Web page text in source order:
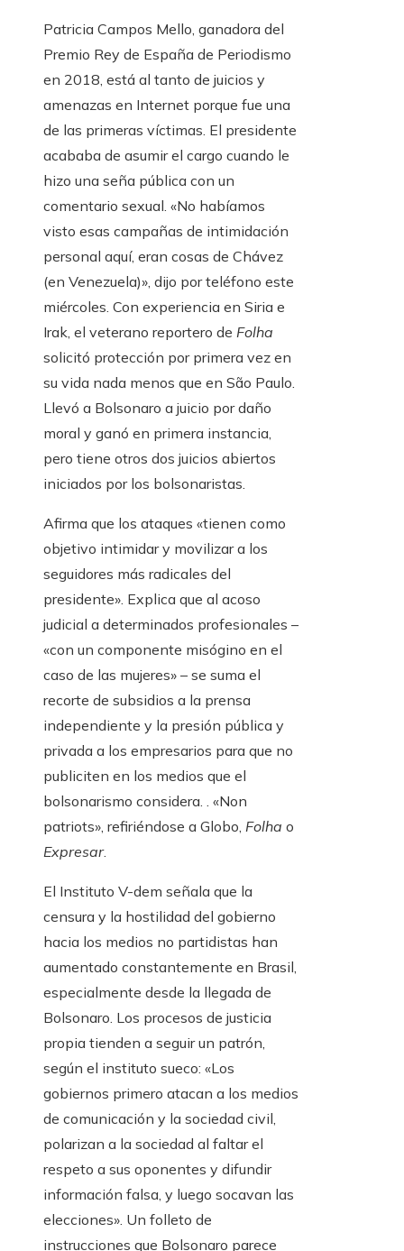
Patricia Campos Mello, ganadora del
Premio Rey de España de Periodismo
en 2018, está al tanto de juicios y
amenazas en Internet porque fue una
de las primeras víctimas. El presidente
acababa de asumir el cargo cuando le
hizo una seña pública con un
comentario sexual. «No habíamos
visto esas campañas de intimidación
personal aquí, eran cosas de Chávez
(en Venezuela)», dijo por teléfono este
miércoles. Con experiencia en Siria e
Irak, el veterano reportero de Folha
solicitó protección por primera vez en
su vida nada menos que en São Paulo.
Llevó a Bolsonaro a juicio por daño
moral y ganó en primera instancia,
pero tiene otros dos juicios abiertos
iniciados por los bolsonaristas.
Afirma que los ataques «tienen como
objetivo intimidar y movilizar a los
seguidores más radicales del
presidente». Explica que al acoso
judicial a determinados profesionales –
«con un componente misógino en el
caso de las mujeres» – se suma el
recorte de subsidios a la prensa
independiente y la presión pública y
privada a los empresarios para que no
publiciten en los medios que el
bolsonarismo considera. . «Non
patriots», refiriéndose a Globo, Folha o
Expresar.
El Instituto V-dem señala que la
censura y la hostilidad del gobierno
hacia los medios no partidistas han
aumentado constantemente en Brasil,
especialmente desde la llegada de
Bolsonaro. Los procesos de justicia
propia tienden a seguir un patrón,
según el instituto sueco: «Los
gobiernos primero atacan a los medios
de comunicación y la sociedad civil,
polarizan a la sociedad al faltar el
respeto a sus oponentes y difundir
información falsa, y luego socavan las
elecciones». Un folleto de
instrucciones que Bolsonaro parece